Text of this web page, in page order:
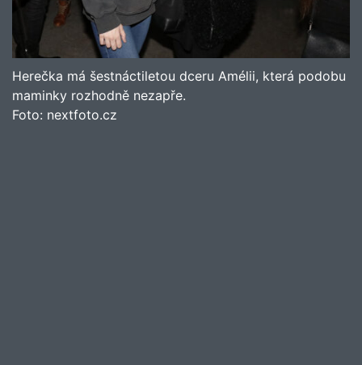
Herečka má šestnáctiletou dceru Amélii, která podobu
maminky rozhodně nezapře.
Foto: nextfoto.cz